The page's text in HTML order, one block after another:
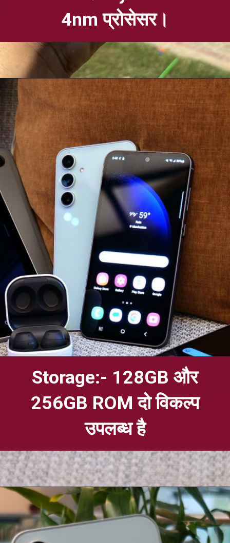
4nm प्रोसेसर।
Storage:- 128GB और
256GB ROM दो विकल्प
उपलब्ध है